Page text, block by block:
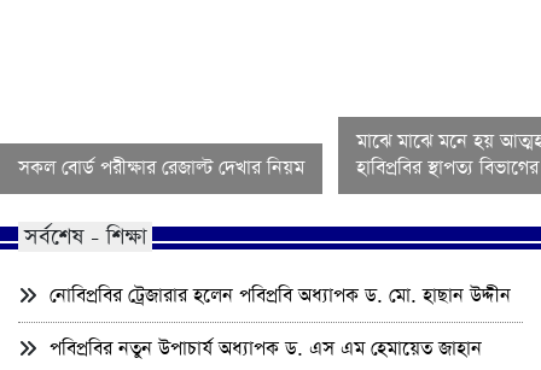
সকল বোর্ড পরীক্ষার রেজাল্ট দেখার নিয়ম
মাঝে মাঝে মনে হয়
হাবিপ্রবির স্থাপত্য
সর্বশেষ - শিক্ষা
নোবিপ্রবির ট্রেজারার হলেন পবিপ্রবি অধ্যাপক ড. মো. হাছান উদ্দীন
পবিপ্রবির নতুন উপাচার্য অধ্যাপক ড. এস এম হেমায়েত জাহান